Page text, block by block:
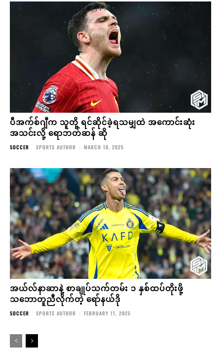
ပီအက်စ်ဂျီက သူတို့ ရင်ဆိုင်ခဲ့ရသမျှထဲ အကောင်းဆုံး
အသင်းလို့ ရောဘတ်ဆန် ဆို
SOCCER SPORTS AUTHOR - MARCH 10, 2025
အယ်လ်နာဆာနဲ့ စာချုပ်သက်တမ်း ၁ နှစ်ထပ်တိုးဖို့
သဘောတူညီလိုက်တဲ့ ရော်နယ်ဒို
SOCCER SPORTS AUTHOR - FEBRUARY 11, 2025